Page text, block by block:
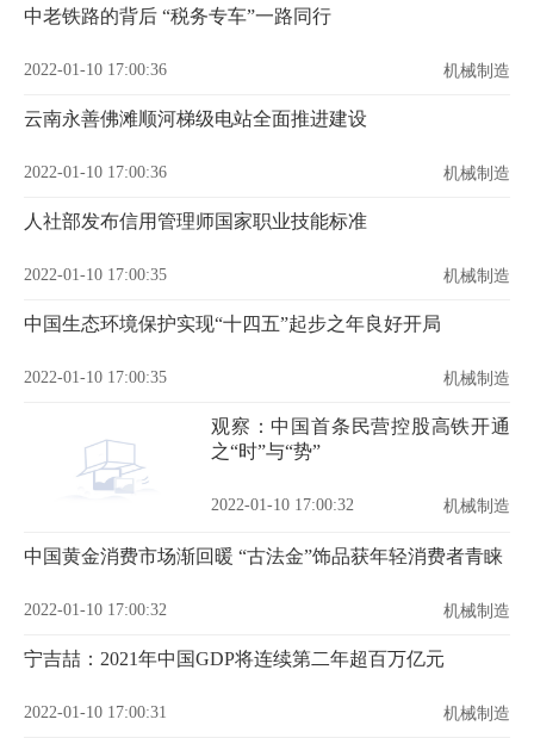
中老铁路的背后 “税务专车”一路同行
2022-01-10 17:00:36 机械制造
云南永善佛滩顺河梯级电站全面推进建设
2022-01-10 17:00:36 机械制造
人社部发布信用管理师国家职业技能标准
2022-01-10 17:00:35 机械制造
中国生态环境保护实现“十四五”起步之年良好开局
2022-01-10 17:00:35 机械制造
观察：中国首条民营控股高铁开通
之“时”与“势”
2022-01-10 17:00:32 机械制造
中国黄金消费市场渐回暖 “古法金”饰品获年轻消费者青睐
2022-01-10 17:00:32 机械制造
宁吉喆：2021年中国GDP将连续第二年超百万亿元
2022-01-10 17:00:31 机械制造